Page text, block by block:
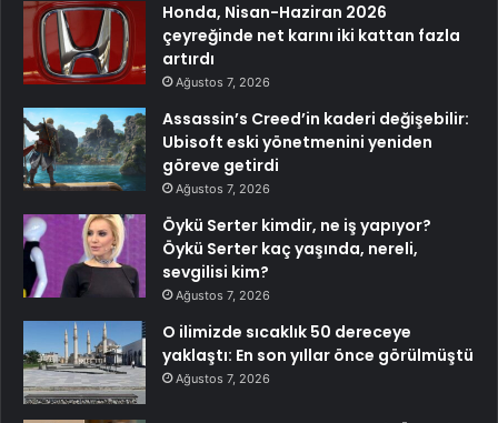
Honda, Nisan-Haziran 2026
çeyreğinde net karını iki kattan fazla
artırdı
Ağustos 7, 2026
Assassin’s Creed’in kaderi değişebilir:
Ubisoft eski yönetmenini yeniden
göreve getirdi
Ağustos 7, 2026
Öykü Serter kimdir, ne iş yapıyor?
Öykü Serter kaç yaşında, nereli,
sevgilisi kim?
Ağustos 7, 2026
O ilimizde sıcaklık 50 dereceye
yaklaştı: En son yıllar önce görülmüştü
Ağustos 7, 2026